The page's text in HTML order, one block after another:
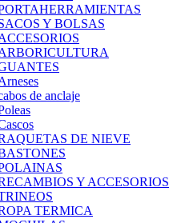
Y BOLSAS
de anclaje
DE NIEVE
Y ACCESORIOS
TERMICA